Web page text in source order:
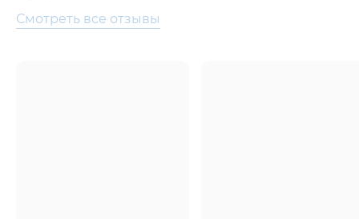
Смотреть все отзывы